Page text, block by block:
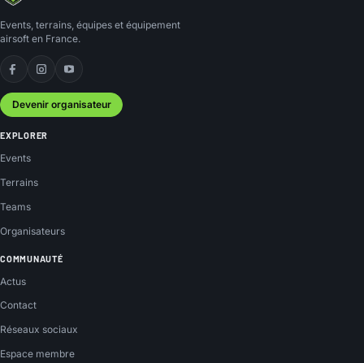
Events, terrains, équipes et équipement
airsoft en France.
Facebook
Instagram
YouTube
Devenir organisateur
EXPLORER
Events
Terrains
Teams
Organisateurs
COMMUNAUTÉ
Actus
Contact
Réseaux sociaux
Espace membre